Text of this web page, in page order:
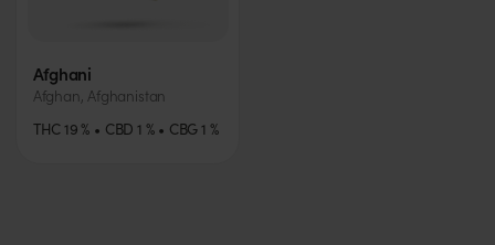
Afghani
Afghan, Afghanistan
THC 19 % CBD 1 % CBG 1 %